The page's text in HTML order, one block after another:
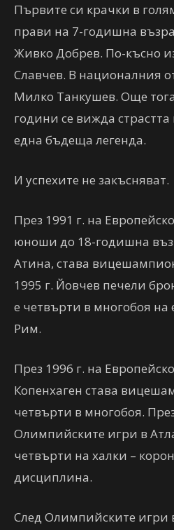
Първите си крачки в
прави на 7-годишна
Живко Добрев. По-късно
Славчев. В националния
Милко Танкушев. Още
години се вижда
една бъдеща легенда.
И успехите не закъсняват.
През 1991 г. на
юноши до 18-годишна
Атина, става
1995 г. Йовчев печели
е четвърти в многобоя на
Рим.
През 1996 г. на
Копенхаген става
четвърти в многобоя.
Олимпийските игри в
четвърти на халки –
дисциплина.
След Олимпийските игри